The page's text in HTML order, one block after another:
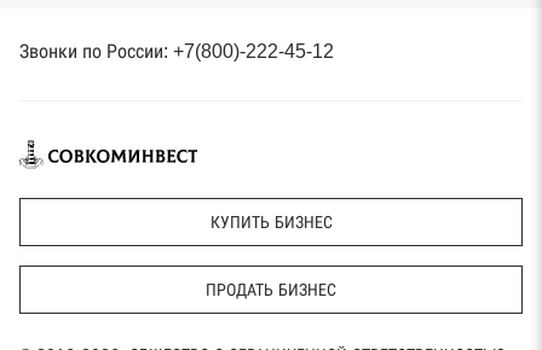
Звонки по России: +7(800)-222-45-12
КУПИТЬ БИЗНЕС
ПРОДАТЬ БИЗНЕС